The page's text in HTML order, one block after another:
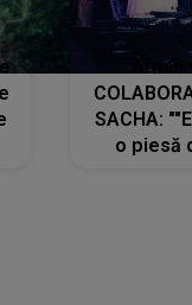
SACHA:
o piesă